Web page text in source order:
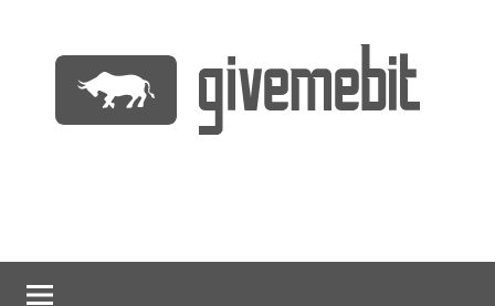
содержимому